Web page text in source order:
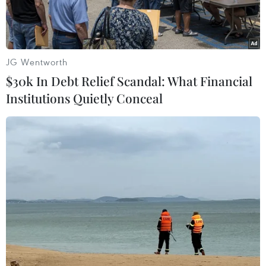
Ngoại trưởng Nga Sergey Lavrov. (Nguồn: AP/TTXVN)
Washington cáo buộc Moskva can thiệp vào
cuộc bầu cử Mỹ là vô căn cứ.
Cùng ngày, Bộ Ngoại giao Nga cũng đề xuất lên
Tổng thống Vladimir Putin về việc tuyên bố 35
JG Wentworth
$30k In Debt Relief Scandal: What Financial
Institutions Quietly Conceal